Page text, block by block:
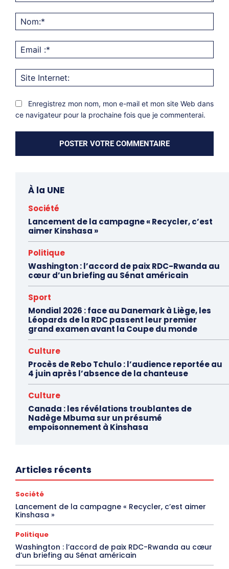
:*
Enregistrez mon nom, mon e-mail et mon site Web dans
ce navigateur pour la prochaine fois que je commenterai.
À la UNE
Société
Lancement de la campagne « Recycler, c’est
aimer Kinshasa »
Politique
Washington : l’accord de paix RDC-Rwanda au
cœur d’un briefing au Sénat américain
Sport
Mondial 2026 : face au Danemark à Liège, les
Léopards de la RDC passent leur premier
grand examen avant la Coupe du monde
Culture
Procès de Rebo Tchulo : l’audience reportée au
4 juin après l’absence de la chanteuse
Culture
Canada : les révélations troublantes de
Nadège Mbuma sur un présumé
empoisonnement à Kinshasa
Articles récents
Société
Lancement de la campagne « Recycler, c’est aimer
Kinshasa »
Politique
Washington : l’accord de paix RDC-Rwanda au cœur
d’un briefing au Sénat américain